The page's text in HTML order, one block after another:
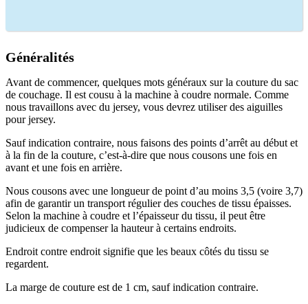
Généralités
Avant de commencer, quelques mots généraux sur la couture du sac
de couchage. Il est cousu à la machine à coudre normale. Comme
nous travaillons avec du jersey, vous devrez utiliser des aiguilles
pour jersey.
Sauf indication contraire, nous faisons des points d’arrêt au début et
à la fin de la couture, c’est-à-dire que nous cousons une fois en
avant et une fois en arrière.
Nous cousons avec une longueur de point d’au moins 3,5 (voire 3,7)
afin de garantir un transport régulier des couches de tissu épaisses.
Selon la machine à coudre et l’épaisseur du tissu, il peut être
judicieux de compenser la hauteur à certains endroits.
Endroit contre endroit signifie que les beaux côtés du tissu se
regardent.
La marge de couture est de 1 cm, sauf indication contraire.